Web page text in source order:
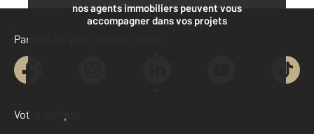
nos agents immobiliers peuvent vous
accompagner dans vos projets
Contacter l'agence
Demander une estimation
Parlons de vous, parlons biens
Votre compte :